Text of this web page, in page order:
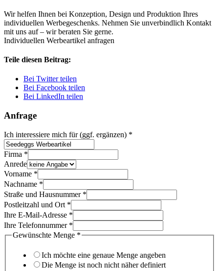
Wir helfen Ihnen bei Konzeption, Design und Produktion Ihres
individuellen Werbegeschenks. Nehmen Sie unverbindlich Kontakt
mit uns auf – wir beraten Sie gerne.
Individuellen Werbeartikel anfragen
Teile diesen Beitrag:
Bei Twitter teilen
Bei Facebook teilen
Bei LinkedIn teilen
Anfrage
Ich interessiere mich für (ggf. ergänzen) *
Firma *
Anrede
Vorname *
Nachname *
Straße und Hausnummer *
Postleitzahl und Ort *
Ihre E-Mail-Adresse *
Ihre Telefonnummer *
Gewünschte Menge *
Ich möchte eine genaue Menge angeben
Die Menge ist noch nicht näher definiert